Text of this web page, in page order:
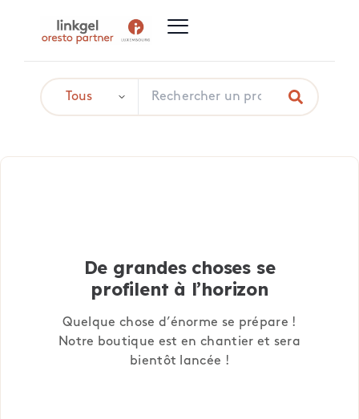
De grandes choses se
profilent à l’horizon
Quelque chose d’énorme se prépare !
Notre boutique est en chantier et sera
bientôt lancée !